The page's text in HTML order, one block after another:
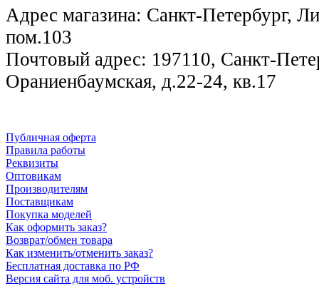
Адрес магазина: Санкт-Петербург,
пом.103
Почтовый адрес: 197110, Санкт-
Ораниенбаумская, д.22-24, кв.17
Публичная оферта
Правила работы
Реквизиты
Оптовикам
Производителям
Поставщикам
Покупка моделей
Как оформить заказ?
Возврат/обмен товара
Как изменить/отменить заказ?
Бесплатная доставка по РФ
Версия сайта для моб. устройств